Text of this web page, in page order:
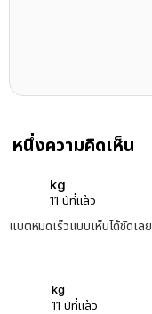
หนึ่งความคิดเห็น
kg
11 ปีที่แล้ว
แบตหมดเร็วแบบเห็นได้ชัดเลย
kg
11 ปีที่แล้ว